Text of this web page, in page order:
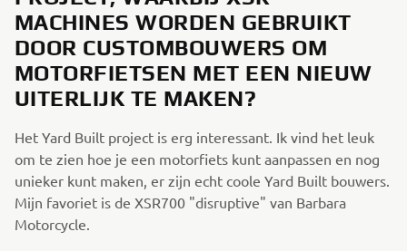
MACHINES WORDEN GEBRUIKT
DOOR CUSTOMBOUWERS OM
MOTORFIETSEN MET EEN NIEUW
UITERLIJK TE MAKEN?
Het Yard Built project is erg interessant. Ik vind het leuk
om te zien hoe je een motorfiets kunt aanpassen en nog
unieker kunt maken, er zijn echt coole Yard Built bouwers.
Mijn favoriet is de XSR700 "disruptive" van Barbara
Motorcycle.